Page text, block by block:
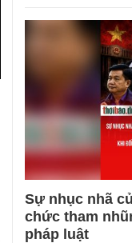
Sự nhục nhã
chức tham
pháp luật